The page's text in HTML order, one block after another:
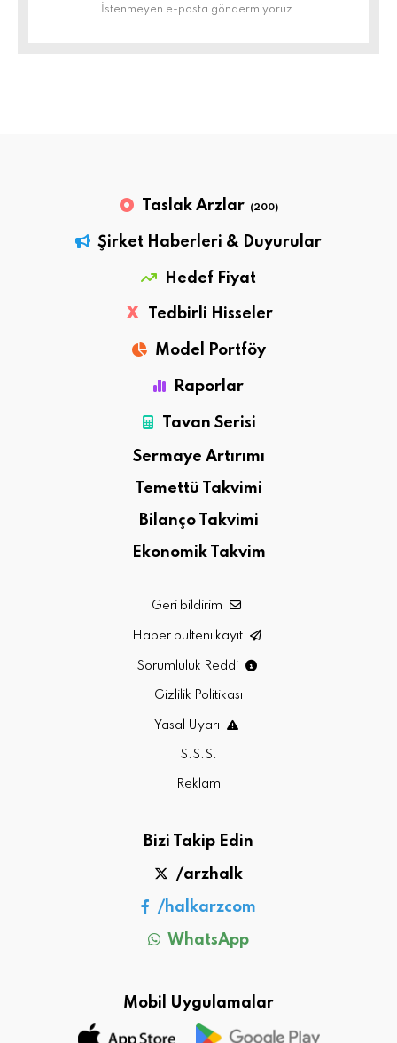
İstenmeyen e-posta göndermiyoruz.
Taslak Arzlar (200)
Şirket Haberleri & Duyurular
Hedef Fiyat
X Tedbirli Hisseler
Model Portföy
Raporlar
Tavan Serisi
Sermaye Artırımı
Temettü Takvimi
Bilanço Takvimi
Ekonomik Takvim
Geri bildirim
Haber bülteni kayıt
Sorumluluk Reddi
Gizlilik Politikası
Yasal Uyarı
S.S.S.
Reklam
Bizi Takip Edin
/arzhalk
/halkarzcom
WhatsApp
Mobil Uygulamalar